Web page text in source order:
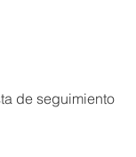
de seguimiento